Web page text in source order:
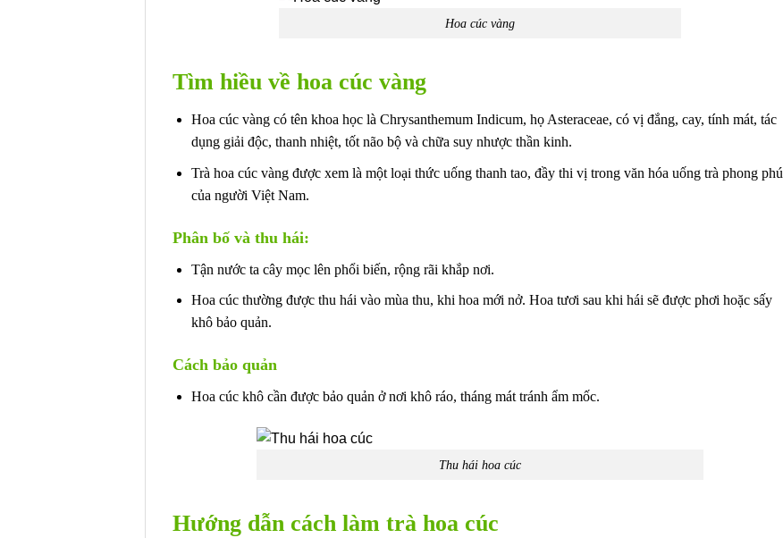
Hoa cúc vàng
Tìm hiều về hoa cúc vàng
Hoa cúc vàng có tên khoa học là Chrysanthemum Indicum, họ Asteraceae, có vị đắng, cay, tính mát, tác
dụng giải độc, thanh nhiệt, tốt não bộ và chữa suy nhược thần kinh.
Trà hoa cúc vàng được xem là một loại thức uống thanh tao, đầy thi vị trong văn hóa uống trà phong phú
của người Việt Nam.
Phân bố và thu hái:
Tận nước ta cây mọc lên phổi biến, rộng rãi khắp nơi.
Hoa cúc thường được thu hái vào mùa thu, khi hoa mới nở. Hoa tươi sau khi hái sẽ được phơi hoặc sấy
khô bảo quản.
Cách bảo quản
Hoa cúc khô cần được bảo quản ở nơi khô ráo, tháng mát tránh ẩm mốc.
Thu hái hoa cúc
Hướng dẫn cách làm trà hoa cúc